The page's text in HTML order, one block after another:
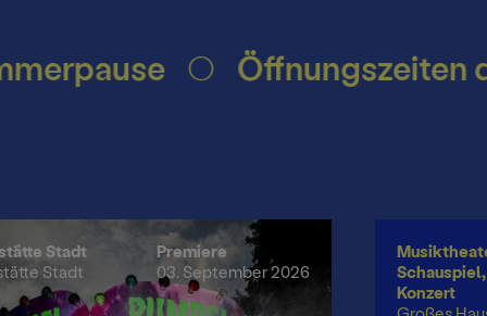
Öffnungszeiten des
Stadt
Stadt
Premiere
03. September 2026
Konzert